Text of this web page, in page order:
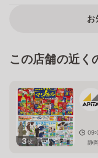
お
この店舗の近く
3枚
静